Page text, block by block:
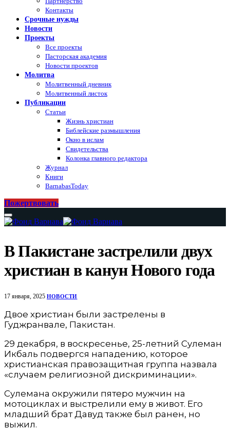
Контакты
Срочные нужды
Новости
Проекты
Все проекты
Пасторская академия
Новости проектов
Молитва
Молитвенный дневник
Молитвенный листок
Публикации
Статьи
Жизнь христиан
Библейские размышления
Окно в ислам
Свидетельства
Колонка главного редактора
Журнал
Книги
BarnabasToday
Пожертвовать
В Пакистане застрелили двух
христиан в канун Нового года
17 января, 2025 НОВОСТИ
Двое христиан были застрелены в
Гуджранвале, Пакистан.
29 декабря, в воскресенье, 25-летний Сулеман
Икбаль подвергся нападению, которое
христианская правозащитная группа назвала
«случаем религиозной дискриминации».
Сулемана окружили пятеро мужчин на
мотоциклах и выстрелили ему в живот. Его
младший брат Давуд также был ранен, но
выжил.